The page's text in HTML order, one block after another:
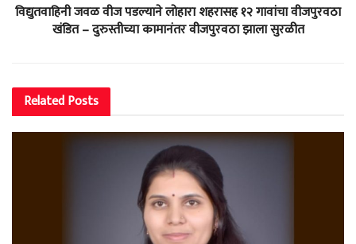
विद्युतवाहिनी जवळ वीज पडल्याने लोहारा शहरासह १२ गावांचा वीजपुरवठा
खंडित – दुरुस्तीच्या कामानंतर वीजपुरवठा झाला सुरळीत
RelatedPosts